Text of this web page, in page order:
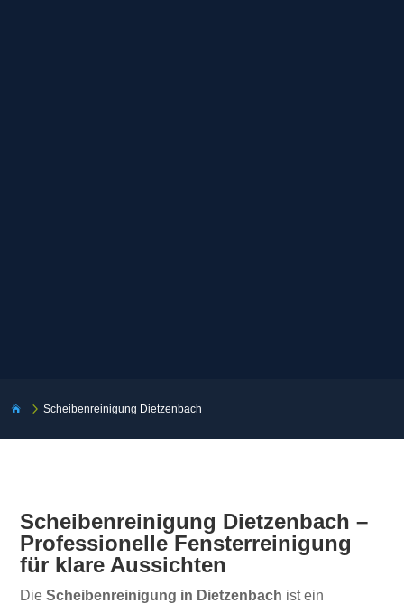
 5Scheibenreinigung Dietzenbach
Scheibenreinigung Dietzenbach –
Professionelle Fensterreinigung
für klare Aussichten
DieScheibenreinigung in Dietzenbach ist ein